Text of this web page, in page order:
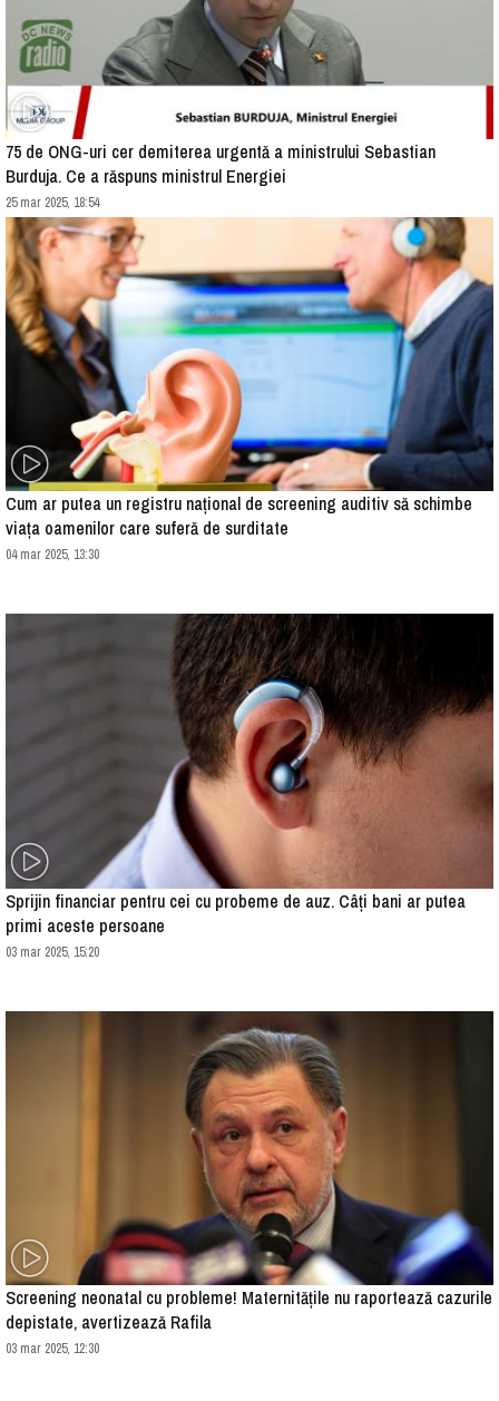
75 de ONG-uri cer demiterea urgentă a ministrului Sebastian
Burduja. Ce a răspuns ministrul Energiei
25 mar 2025, 18:54
Cum ar putea un registru național de screening auditiv să schimbe
viața oamenilor care suferă de surditate
04 mar 2025, 13:30
Sprijin financiar pentru cei cu probeme de auz. Câți bani ar putea
primi aceste persoane
03 mar 2025, 15:20
Screening neonatal cu probleme! Maternitățile nu raportează cazurile
depistate, avertizează Rafila
03 mar 2025, 12:30